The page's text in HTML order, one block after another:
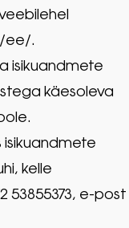
ee/.
isikuandmete
käesoleva
isikuandmete
kelle
53855373, e-post